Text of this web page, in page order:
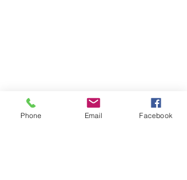
Phone Email Facebook